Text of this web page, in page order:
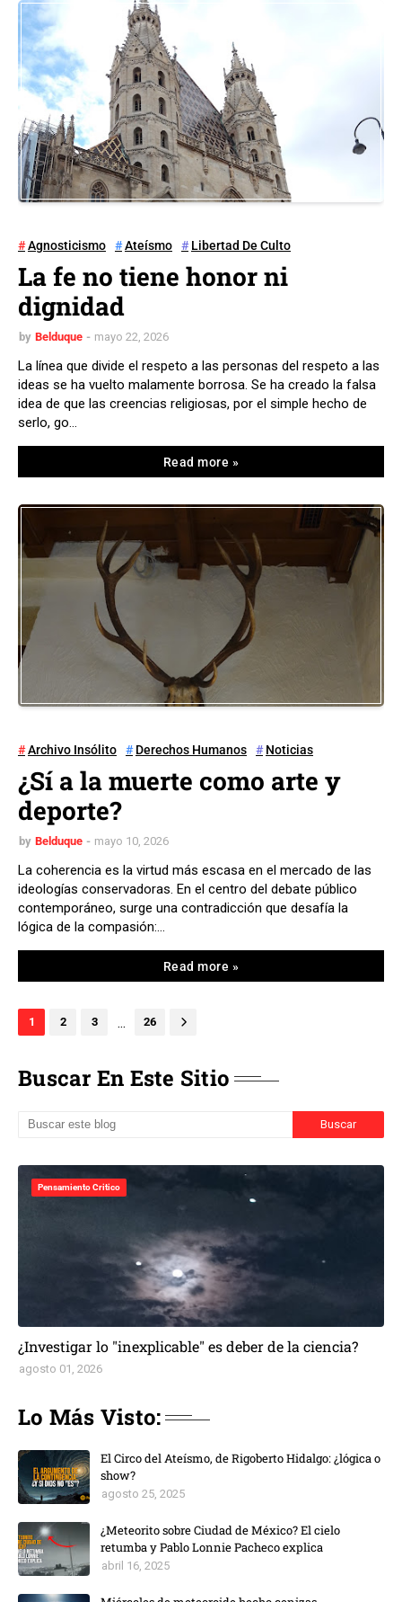
Agnosticismo Ateísmo Libertad De Culto
La fe no tiene honor ni
dignidad
by Belduque mayo 22, 2026
La línea que divide el respeto a las personas del respeto a las
ideas se ha vuelto malamente borrosa. Se ha creado la falsa
idea de que las creencias religiosas, por el simple hecho de
serlo, go…
Read more »
Archivo Insólito Derechos Humanos Noticias
¿Sí a la muerte como arte y
deporte?
by Belduque mayo 10, 2026
La coherencia es la virtud más escasa en el mercado de las
ideologías conservadoras. En el centro del debate público
contemporáneo, surge una contradicción que desafía la
lógica de la compasión:…
Read more »
1 2 3 ... 26
Buscar En Este Sitio
Pensamiento Critico
¿Investigar lo "inexplicable" es deber de la ciencia?
agosto 01, 2026
Lo Más Visto:
El Circo del Ateísmo, de Rigoberto Hidalgo: ¿lógica o
show?
agosto 25, 2025
¿Meteorito sobre Ciudad de México? El cielo
retumba y Pablo Lonnie Pacheco explica
abril 16, 2025